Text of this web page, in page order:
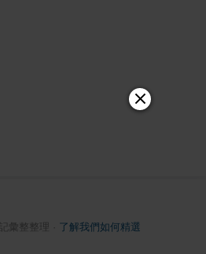
彙整整理 了解我們如何精選